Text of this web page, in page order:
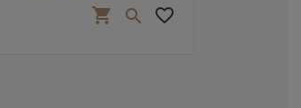
shopping_cart  favorite_border